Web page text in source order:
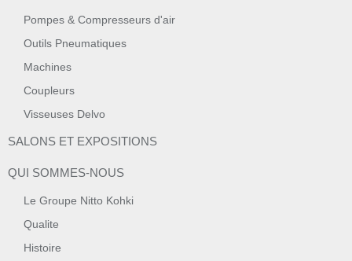
Pompes & Compresseurs d'air
Outils Pneumatiques
Machines
Coupleurs
Visseuses Delvo
SALONS ET EXPOSITIONS
QUI SOMMES-NOUS
Le Groupe Nitto Kohki
Qualite
Histoire